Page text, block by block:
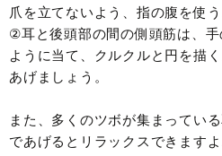
爪を立てないよう、指の腹を使
②耳と後頭部の間の側頭筋は、
ように当て、クルクルと円を描
あげましょう。
また、多くのツボが集まってい
であげるとリラックスできますよ